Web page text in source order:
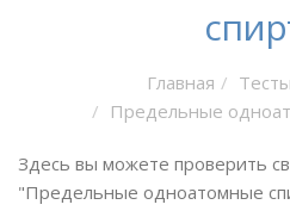
Главная Тесты
Предельные
Здесь вы можете проверить
"Предельные одноатомные